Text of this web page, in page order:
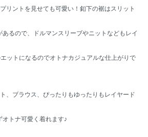
リントを見せても可愛い！釦下の裾はスリット
るので、ドルマンスリーブやニットなどもレイ
ットになるのでオトナカジュアルな仕上がりで
、ブラウス、ぴったりもゆったりもレイヤード
トナ可愛く着れます♪